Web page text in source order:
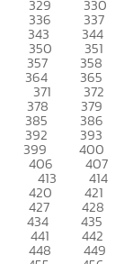
329 330
336 337
343 344
350 351
357 358
364 365
371 372
378 379
385 386
392 393
399 400
406 407
413 414
420 421
427 428
434 435
441 442
448 449